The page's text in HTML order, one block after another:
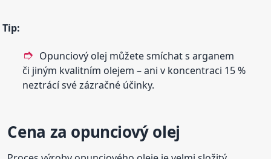
Tip:
Opunciový olej můžete smíchat s arganem
či jiným kvalitním olejem – ani v koncentraci 15 %
neztrácí své zázračné účinky.
Cena za opunciový olej